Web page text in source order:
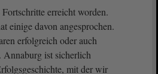
erreicht worden.
einige davon angesprochen.
erfolgreich oder auch
ist sicherlich
mit der wir